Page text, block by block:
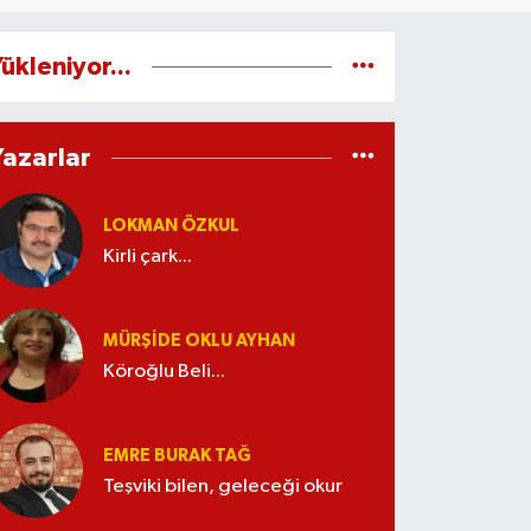
LOKMAN ÖZKUL
Kirli çark...
MÜRŞIDE OKLU AYHAN
Köroğlu Beli...
EMRE BURAK TAĞ
Teşviki bilen, geleceği okur